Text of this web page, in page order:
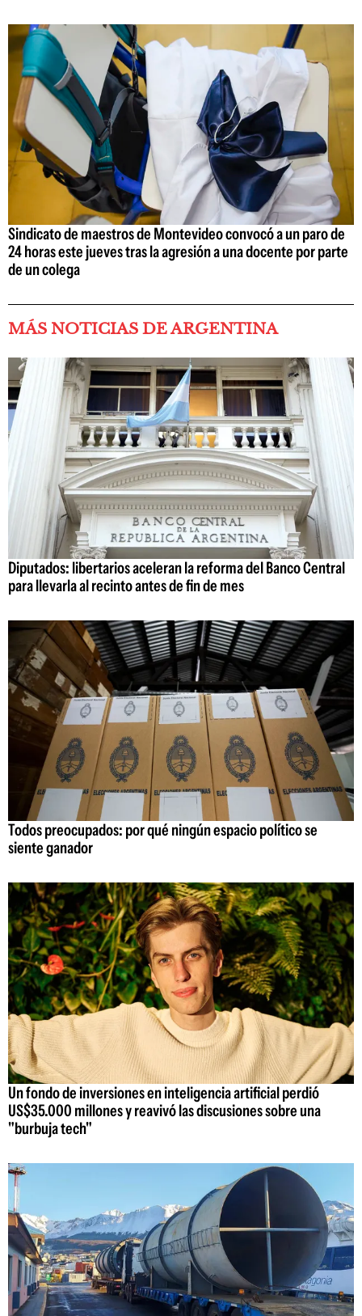
Sindicato de maestros de Montevideo convocó a un paro de
24 horas este jueves tras la agresión a una docente por parte
de un colega
MÁS NOTICIAS DE ARGENTINA
Diputados: libertarios aceleran la reforma del Banco Central
para llevarla al recinto antes de fin de mes
Todos preocupados: por qué ningún espacio político se
siente ganador
Un fondo de inversiones en inteligencia artificial perdió
US$35.000 millones y reavivó las discusiones sobre una
"burbuja tech"